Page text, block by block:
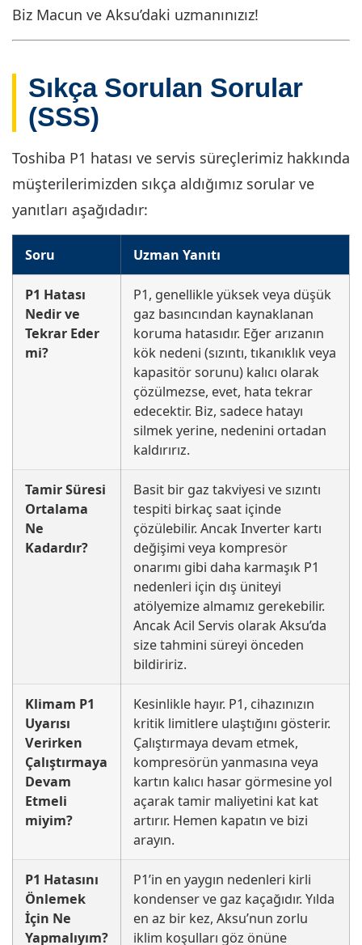
Biz Macun ve Aksu’daki uzmanınızız!
Sıkça Sorulan Sorular
(SSS)
Toshiba P1 hatası ve servis süreçlerimiz hakkında
müşterilerimizden sıkça aldığımız sorular ve
yanıtları aşağıdadır:
Soru Uzman Yanıtı
P1 Hatası
Nedir ve
Tekrar Eder
mi?
P1, genellikle yüksek veya düşük
gaz basıncından kaynaklanan
koruma hatasıdır. Eğer arızanın
kök nedeni (sızıntı, tıkanıklık veya
kapasitör sorunu) kalıcı olarak
çözülmezse, evet, hata tekrar
edecektir. Biz, sadece hatayı
silmek yerine, nedenini ortadan
kaldırırız.
Tamir Süresi
Ortalama
Ne
Kadardır?
Basit bir gaz takviyesi ve sızıntı
tespiti birkaç saat içinde
çözülebilir. Ancak Inverter kartı
değişimi veya kompresör
onarımı gibi daha karmaşık P1
nedenleri için dış üniteyi
atölyemize almamız gerekebilir.
Ancak Acil Servis olarak Aksu’da
size tahmini süreyi önceden
bildiririz.
Klimam P1
Uyarısı
Verirken
Çalıştırmaya
Devam
Etmeli
miyim?
Kesinlikle hayır. P1, cihazınızın
kritik limitlere ulaştığını gösterir.
Çalıştırmaya devam etmek,
kompresörün yanmasına veya
kartın kalıcı hasar görmesine yol
açarak tamir maliyetini kat kat
artırır. Hemen kapatın ve bizi
arayın.
P1 Hatasını
Önlemek
İçin Ne
Yapmalıyım?
P1’in en yaygın nedenleri kirli
kondenser ve gaz kaçağıdır. Yılda
en az bir kez, Aksu’nun zorlu
iklim koşulları göz önüne